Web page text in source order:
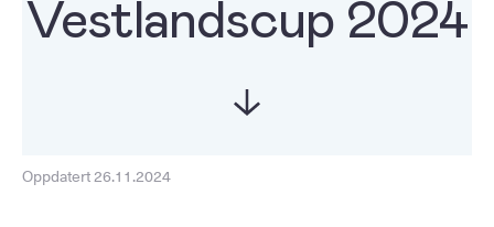
Vestlandscup 2024
Oppdatert 26.11.2024